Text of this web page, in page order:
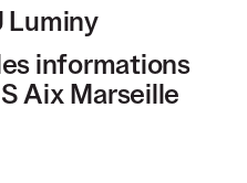
Luminy
informations
Aix Marseille